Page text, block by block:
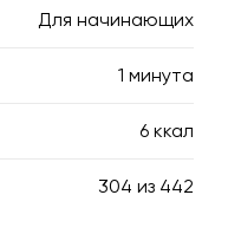
Для начинающих
1 минута
6 ккал
304 из 442